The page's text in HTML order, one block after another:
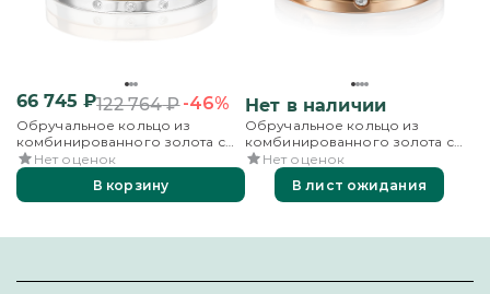
66 745 ₽122 764₽-46%
Обручальное кольцо из
комбинированного золота с
бриллиантами
Нет оценок
В корзину
Нет в наличии
Обручальное кольцо из
комбинированного золота с
бриллиантами
Нет оценок
В лист ожидания